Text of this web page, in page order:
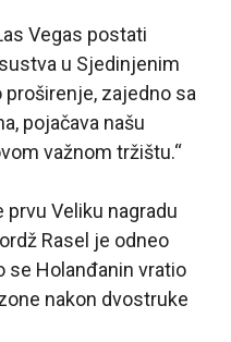
Vegas postati
u Sjedinjenim
zajedno sa
pojačava našu
važnom tržištu.“
Veliku nagradu
Rasel je odneo
se Holanđanin vratio
nakon dvostruke